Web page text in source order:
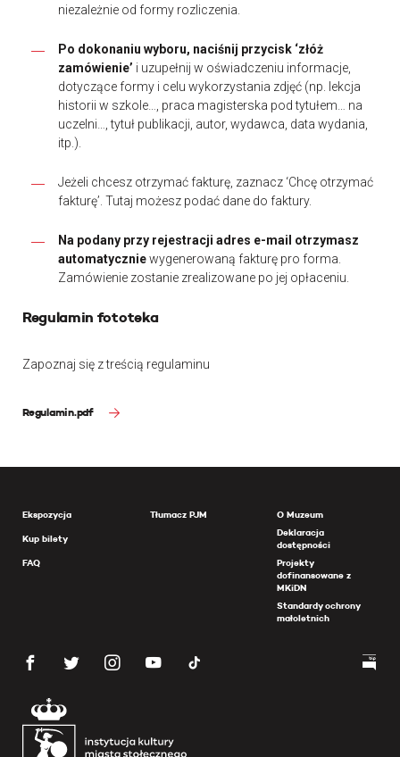
niezależnie od formy rozliczenia.
Po dokonaniu wyboru, naciśnij przycisk ‘złóż
zamówienie’ i uzupełnij w oświadczeniu informacje,
dotyczące formy i celu wykorzystania zdjęć (np. lekcja
historii w szkole…, praca magisterska pod tytułem… na
uczelni…, tytuł publikacji, autor, wydawca, data wydania,
itp.).
Jeżeli chcesz otrzymać fakturę, zaznacz ‘Chcę otrzymać
fakturę’. Tutaj możesz podać dane do faktury.
Na podany przy rejestracji adres e-mail otrzymasz
automatyczniewygenerowaną fakturę pro forma.
Zamówienie zostanie zrealizowane po jej opłaceniu.
Regulamin fototeka
Zapoznaj się z treścią regulaminu
Regulamin.pdf
Ekspozycja
Kup bilety
FAQ
Tłumacz PJM
O Muzeum
Deklaracja
dostępności
Projekty
dofinansowane z
MKiDN
Standardy ochrony
małoletnich